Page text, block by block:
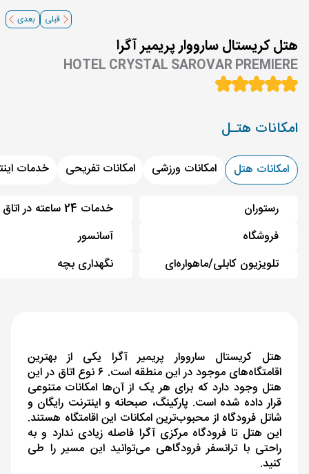
قبلی بعدی
هتل کریستال سارووار پریمیر آگرا
HOTEL CRYSTAL SAROVAR PREMIERE
امکانات هتـل
امکانات هتل امکانات ورزشی امکانات تفریحی خدمات
رستوران
فروشگاه
تلویزیون کابلی/ماهواره‌ای
خدمات 24 ساعته در اتاق
آسانسور
نگهداری بچه
هتل کریستال سارووار پریمیر آگرا یکی از بهترین
اقامتگاه‌های موجود در این منطقه است. ۶ نوع اتاق در این
هتل وجود دارد که برای هر یک از آن‌ها امکانات متنوعی
قرار داده شده است. پارکینگ، صبحانه و اینترنت رایگان و
شاتل فرودگاه از محبوب‌ترین امکانات این اقامتگاه هستند.
این هتل تا فرودگاه مرکزی آگرا فاصله زیادی ندارد و به
راحتی با ترانسفر فرودگاهی می‌توانید این مسیر را طی
کنید.